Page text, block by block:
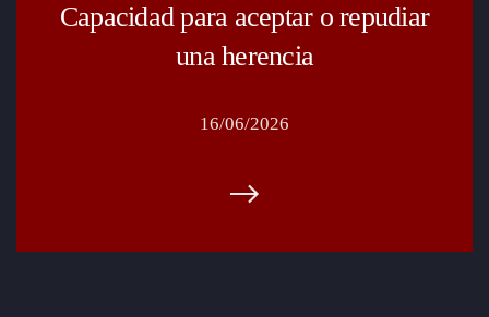
Capacidad para aceptar o repudiar
una herencia
16/06/2026